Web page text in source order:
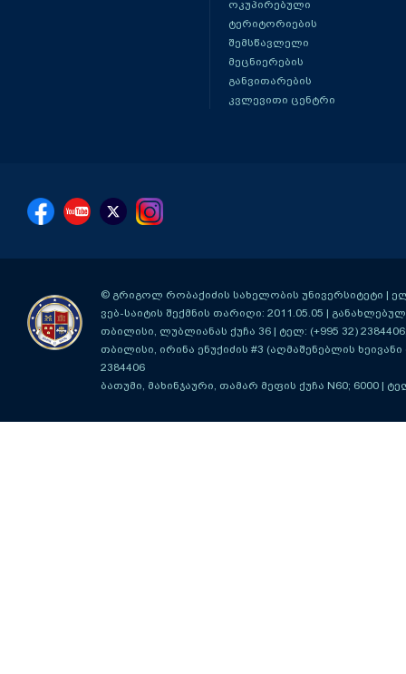
ოკუპირებული
ტერიტორიების
შემსწავლელი
მეცნიერების
განვითარების
კვლევითი ცენტრი
© გრიგოლ რობაქიძის სახელობის უნივერსიტეტი |
ვებ-საიტის შექმნის თარიღი: 2011.05.05 |
თბილისი, ლუბლიანას ქუჩა 36 | ტელ: (+995 32)
თბილისი, ირინა ენუქიძის #3 (აღმაშენებლის ხეივანი
2384406
ბათუმი, მახინჯაური, თამარ მეფის ქუჩა N60; 6000 |